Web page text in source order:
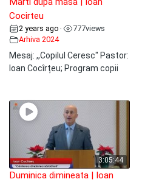
Cocirteu
2 years ago • 777views
Arhiva 2024
Mesaj: ,,Copilul Ceresc" Pastor:
Ioan Cocîrțeu; Program copii
3:05:44
Duminica dimineata | Ioan